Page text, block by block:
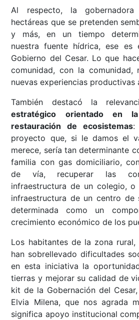
Al respecto, la gobernadora
hectáreas que se pretenden
y más, en un tiempo
nuestra fuente hídrica, ese es
Gobierno del Cesar. Lo que
comunidad, con la comunidad,
nuevas experiencias productivas
También destacó la
estratégico orientado en
restauración de ecosistemas:
proyecto que, si le damos el
merece, sería tan determinante
familia con gas domiciliario,
de vía, recuperar las
infraestructura de un colegio, o
infraestructura de un centro de
determinada como un
crecimiento económico de los
Los habitantes de la zona rural,
han sobrellevado dificultades
en esta iniciativa la
tierras y mejorar su calidad de
kit de la Gobernación del
Elvia Milena, que nos agrada
significa apoyo institucional